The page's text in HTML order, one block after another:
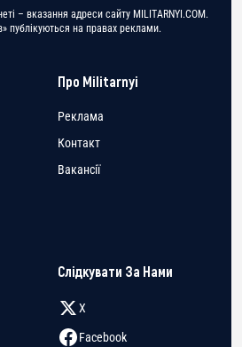
– вказання адреси сайту MILITARNYI.COM.
публікуються на правах реклами.
Про Militarnyi
Реклама
Контакт
Вакансії
Слідкувати За Нами
X
Facebook